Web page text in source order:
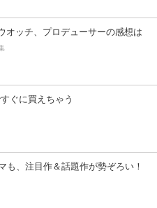
オッチ、プロデューサーの感想は
ぐに買えちゃう
も、注目作＆話題作が勢ぞろい！